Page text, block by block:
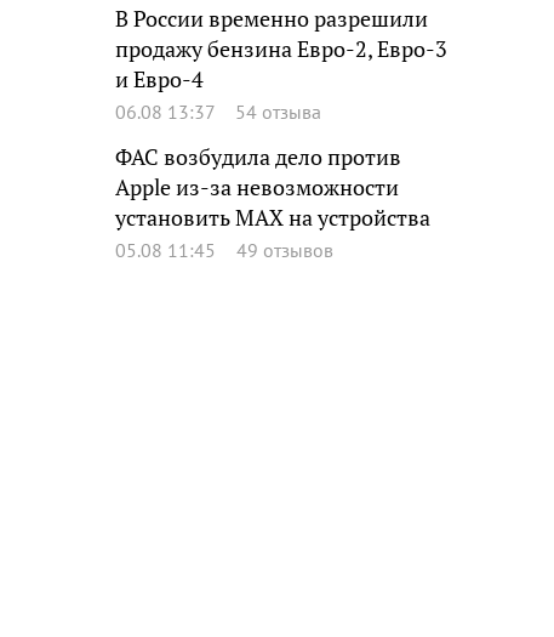
В России временно разрешили
продажу бензина Евро-2, Евро-3
и Евро-4
06.08 13:37 54 отзыва
ФАС возбудила дело против
Apple из-за невозможности
установить MAX на устройства
05.08 11:45 49 отзывов